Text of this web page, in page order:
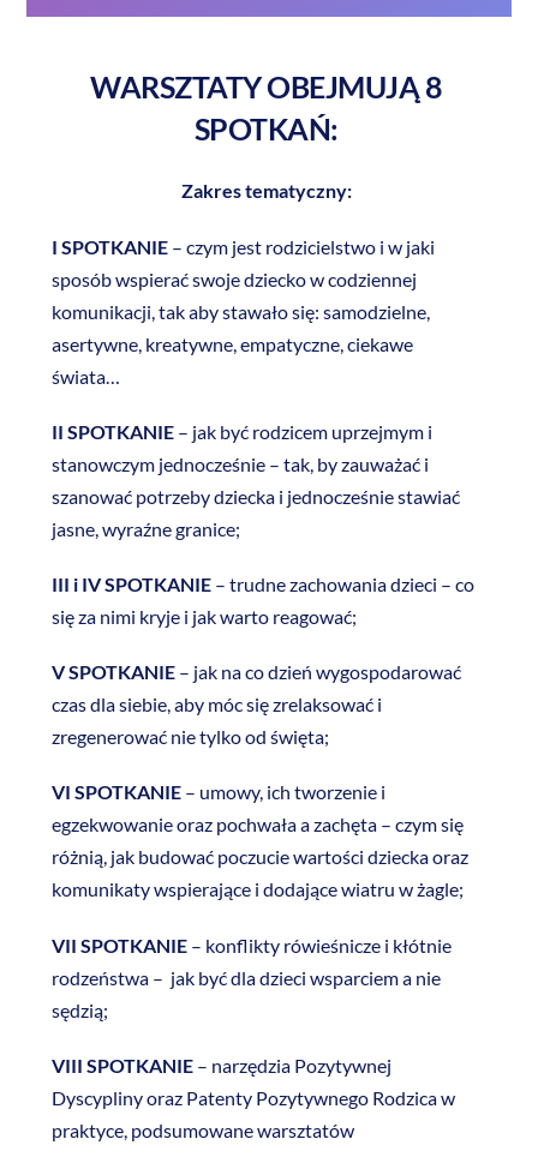
WARSZTATY OBEJMUJĄ 8
SPOTKAŃ:
Zakres tematyczny:
I SPOTKANIE– czym jest rodzicielstwo i w jaki
sposób wspierać swoje dziecko w codziennej
komunikacji, tak aby stawało się: samodzielne,
asertywne, kreatywne, empatyczne, ciekawe
świata…
II SPOTKANIE– jak być rodzicem uprzejmym i
stanowczym jednocześnie – tak, by zauważać i
szanować potrzeby dziecka i jednocześnie stawiać
jasne, wyraźne granice;
III i IV SPOTKANIE– trudne zachowania dzieci – co
się za nimi kryje i jak warto reagować;
V SPOTKANIE– jak na co dzień wygospodarować
czas dla siebie, aby móc się zrelaksować i
zregenerować nie tylko od święta;
VI SPOTKANIE – umowy, ich tworzenie i
egzekwowanie oraz pochwała a zachęta – czym się
różnią, jak budować poczucie wartości dziecka oraz
komunikaty wspierające i dodające wiatru w żagle;
VII SPOTKANIE– konflikty rówieśnicze i kłótnie
rodzeństwa – jak być dla dzieci wsparciem a nie
sędzią;
VIII SPOTKANIE– narzędzia Pozytywnej
Dyscypliny oraz Patenty Pozytywnego Rodzica w
praktyce, podsumowane warsztatów